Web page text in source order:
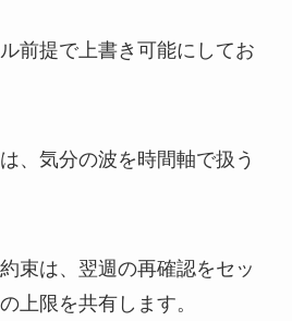
前提で上書き可能にしてお
、気分の波を時間軸で扱う
束は、翌週の再確認をセッ
上限を共有します。